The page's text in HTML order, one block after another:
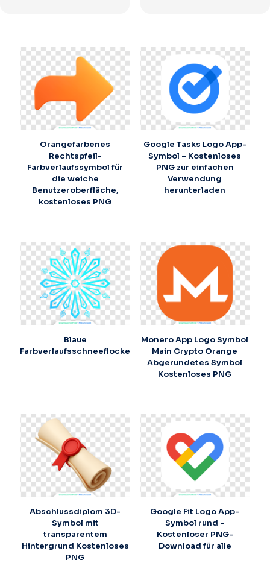
Orangefarbenes
Rechtspfeil-
Farbverlaufssymbol für
die weiche
Benutzeroberfläche,
kostenloses PNG
Google Tasks Logo App-
Symbol – Kostenloses
PNG zur einfachen
Verwendung
herunterladen
Blaue
Farbverlaufsschneeflocke
Monero App Logo Symbol
Main Crypto Orange
Abgerundetes Symbol
Kostenloses PNG
Abschlussdiplom 3D-
Symbol mit
transparentem
Hintergrund Kostenloses
PNG
Google Fit Logo App-
Symbol rund –
Kostenloser PNG-
Download für alle